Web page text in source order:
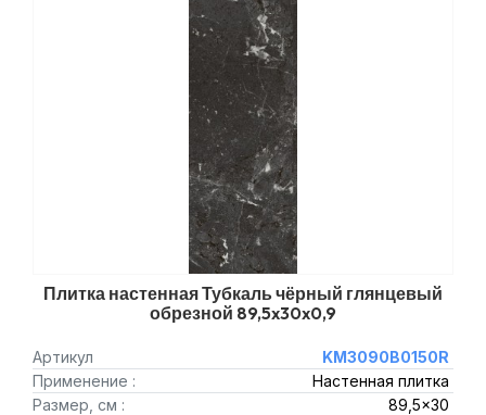
Плитка настенная Тубкаль чёрный глянцевый
обрезной 89,5x30x0,9
Артикул
KM3090B0150R
Применение :
Настенная плитка
Размер, см :
89,5x30